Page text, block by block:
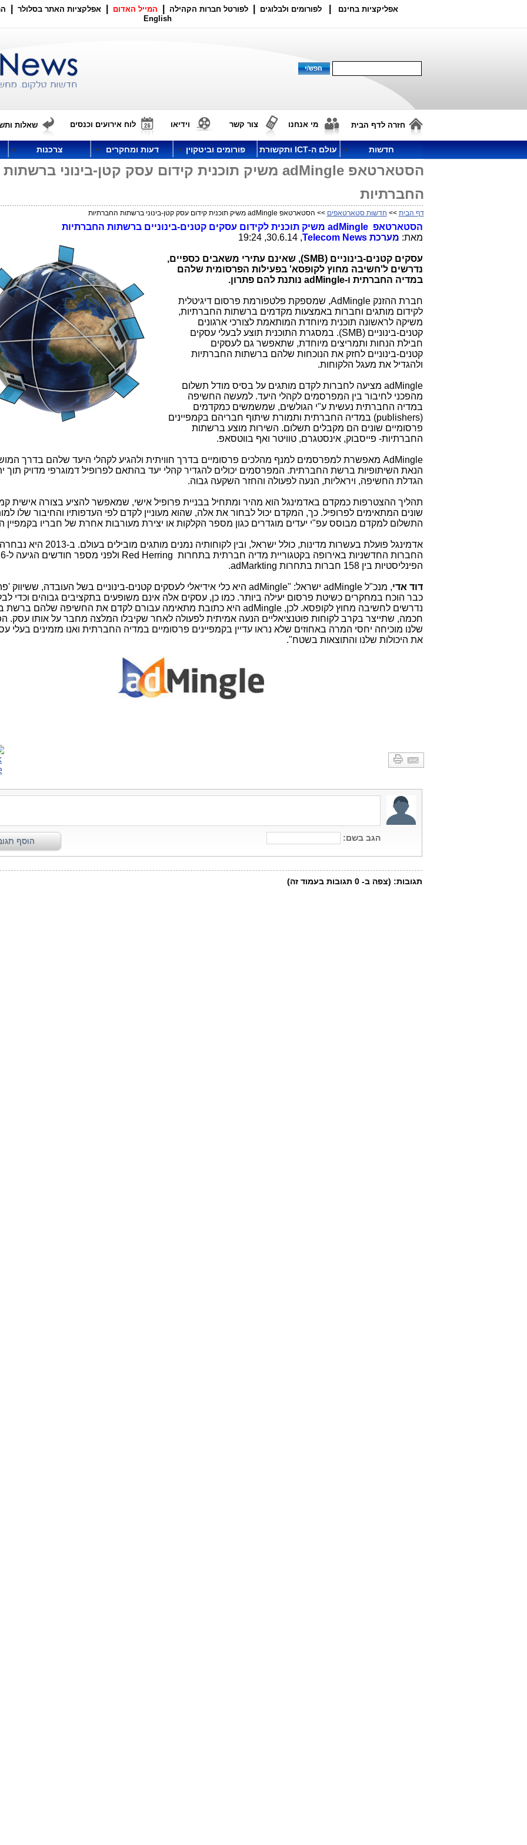
אפליקציות בחינם לפורומים ולבלוגים לפורטל חברות הקהילה המייל האדום אפלקציות האתר בסלולר
English
חזרה לדף הבית מי אנחנו צור קשר וידיאו לוח אירועים וכנסים שאלות
חדשות עולם ה-ICT ותקשורת פורומים וביטקוין דעות ומחקרים צרכנות
הסטארטאפ adMingle משיק תוכנית קידום עסק קטן-בינוני ברשתות
החברתיות
דף הבית >> חדשות סטארטאפים >> הסטארטאפ adMingle משיק תוכנית קידום עסק קטן-בינוני ברשתות החברתיות
הסטארטאפadMingle משיק תוכנית לקידום עסקים קטנים-בינוניים ברשתות החברתיות
מאת: מערכת Telecom News
, 30.6.14, 19:24
עסקים קטנים-בינוניים (SMB), שאינם עתירי משאבים כספיים,
נדרשים ל'חשיבה מחוץ לקופסא' בפעילות הפרסומית שלהם
במדיה החברתית ו-adMingle נותנת להם פתרון.
חברת ההזנקAdMingle, שמספקת פלטפורמת פרסום דיגיטלית
לקידום מותגים וחברות באמצעות מקדמים ברשתות החברתיות,
משיקה לראשונה תוכנית מיוחדת המותאמת לצורכי ארגונים
קטנים-בינונייםSMB)). במסגרת התוכנית תוצע לבעלי עסקים
חבילת הנחות ותמריצים מיוחדת, שתאפשר גם לעסקים
קטנים-בינוניים לחזק את הנוכחות שלהם ברשתות החברתיות
ולהגדיל את מעגל הלקוחות.
adMingle מציעה לחברות לקדם מותגים על בסיס מודל תשלום
מהפכני לחיבור בין המפרסמים לקהלי היעד. למעשה החשיפה
במדיה החברתית נעשית ע"י הגולשים, שמשמשים כמקדמים
(publishers) במדיה החברתית ותמורת שיתוף חבריהם בקמפיינים
פרסומיים שונים הם מקבלים תשלום. השירות מוצע ברשתות
החברתיות- פייסבוק, אינסטגרם, טוויטר ואף בווטסאפ.
AdMingle מאפשרת למפרסמים למנף מהלכים פרסומיים בדרך חוויתית ולהגיע לקהלי היעד שלהם בדרך
הנאת השיתופיות ברשת החברתית. המפרסמים יכולים להגדיר קהלי יעד בהתאם לפרופיל דמוגרפי מדויק תוך
הגדלת החשיפה, ויראליות, הנעה לפעולה והחזר השקעה גבוה.
תהליך ההצטרפות כמקדם באדמינגל הוא מהיר ומתחיל בבניית פרופיל אישי, שמאפשר להציע בצורה אישית
שונים המתאימים לפרופיל. כך, המקדם יכול לבחור את אלה, שהוא מעוניין לקדם לפי העדפותיו והחיבור שלו
התשלום למקדם מבוסס עפ"י יעדים מוגדרים כגון מספר הקלקות או יצירת מעורבות אחרת של חבריו בקמפיין
אדמינגל פועלת בעשרות מדינות, כולל ישראל, ובין לקוחותיה נמנים
החברות החדשניות באירופה בקטגוריית מדיה חברתית בתחרות Red Herring
ולפני מספר חודשים הגיעה ל-6
הפינליסטיות בין 158 חברות בתחרות
adMarkting
.
דוד אדי, מנכ"לadMingle ישראל: "adMingle היא כלי אידיאלי לעסקים קטנים-בינוניים בשל העובדה, ששיווק
כבר הוכח במחקרים כשיטת פרסום יעילה ביותר. כמו כן, עסקים אלה אינם משופעים בתקציבים גבוהים וכדי
נדרשים לחשיבה מחוץ לקופסא. לכן,adMingle היא כתובת מתאימה עבורם לקדם את החשיפה שלהם ברשת
חכמה, שתייצר בקרב לקוחות פוטנציאליים הנעה אמיתית לפעולה לאחר שקיבלו המלצה מחבר על אותו עסק.
שלנו מוכיחה יחסי המרה באחוזים שלא נראו עדיין בקמפיינים פרסומיים במדיה החברתית ואנו מזמינים בעלי
את היכולות שלנו והתוצאות בשטח".